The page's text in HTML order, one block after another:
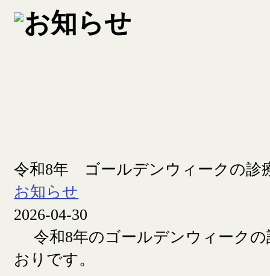
令和8年 ゴールデンウィークの診
お知らせ
2026-04-30
令和8年のゴールデンウィークの
おりです。